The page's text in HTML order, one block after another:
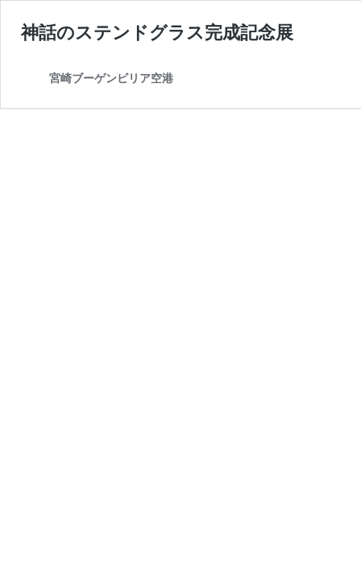
神話のステンドグラス完成記念展
宮崎ブーゲンビリア空港